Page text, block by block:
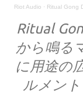
Riot Audio · Ritual Gong
Ritual
から鳴る
に用途の
ルメン